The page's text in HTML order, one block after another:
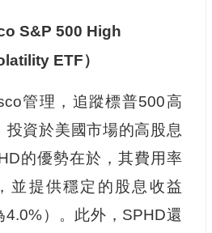
S&P 500 High
ETF）
管理，追蹤標普500高
投資於美國市場的高股息
的優勢在於，其費用率
並提供穩定的股息收益
4.0%）。此外，SPHD還